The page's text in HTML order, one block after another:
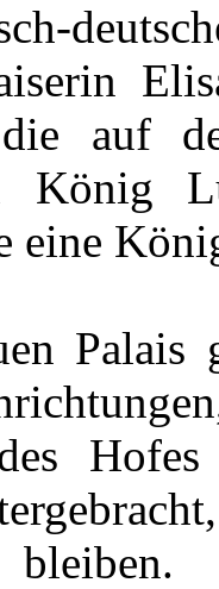
die auf
König
eine
Palais